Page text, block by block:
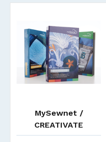
MySewnet /
CREATIVATE
Grundkursus 1 -